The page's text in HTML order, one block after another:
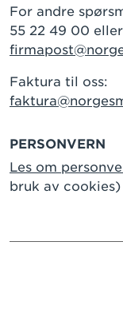
For andre
55 22 49 00
Faktura til oss:
PERSONVERN
Les om
bruk av cookies)